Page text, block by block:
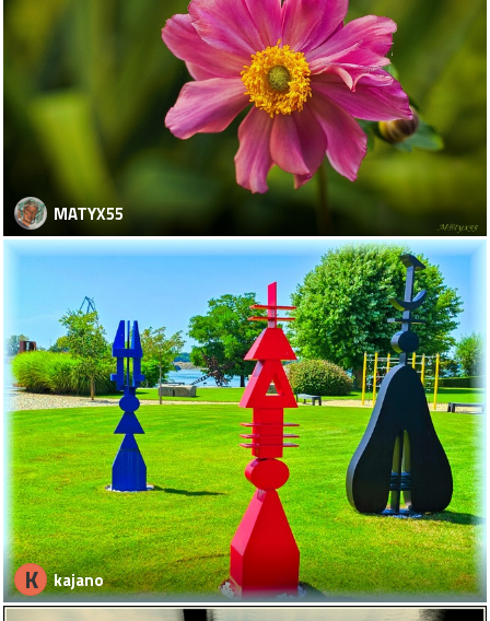
MATYX55
K kajano